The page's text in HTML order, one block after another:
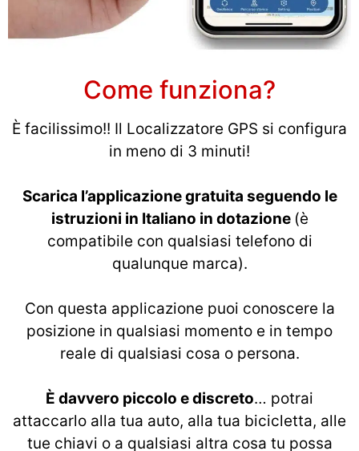
Come funziona?
È facilissimo!! Il Localizzatore GPS si configura
in meno di 3 minuti!
Scarica l’applicazione gratuita seguendo le
istruzioni in Italiano in dotazione (è
compatibile con qualsiasi telefono di
qualunque marca).
Con questa applicazione puoi conoscere la
posizione in qualsiasi momento e in tempo
reale di qualsiasi cosa o persona.
È davvero piccolo e discreto… potrai
attaccarlo alla tua auto, alla tua bicicletta, alle
tue chiavi o a qualsiasi altra cosa tu possa